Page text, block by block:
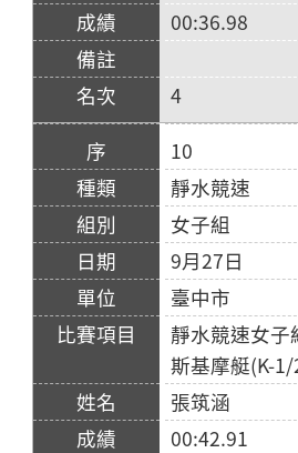
00:36.98
4
10
靜水競速
女子組
9月27日
臺中市
靜水競速女子
斯基摩艇(K-
張筑涵
00:42.91